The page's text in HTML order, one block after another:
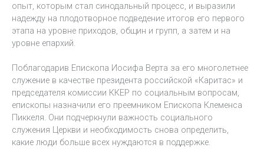
опыт, которым стал синодальный процесс, и выразили
надежду на плодотворное подведение итогов его первого
этапа на уровне приходов, общин и групп, а затем и на
уровне епархий.
Поблагодарив Епископа Иосифа Верта за его многолетнее
служение в качестве президента российской «Каритас» и
председателя комиссии ККЕР по социальным вопросам,
епископы назначили его преемником Епископа Клеменса
Пиккеля. Они подчеркнули важность социального
служения Церкви и необходимость снова определить,
какие люди больше всех нуждаются в поддержке.